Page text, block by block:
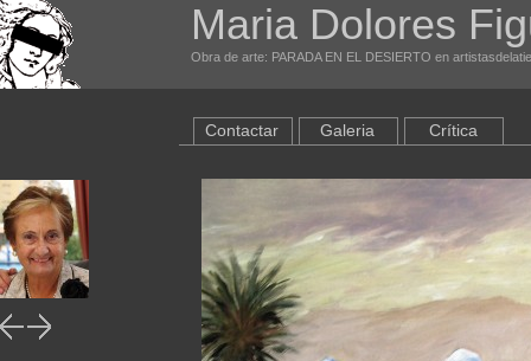
Maria Dolores
Obra de arte: PARADA EN EL DESIERTO en
Contactar Galeria Crítica